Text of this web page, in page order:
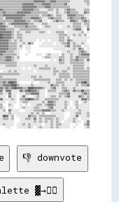
👎 downvote
▓→✊🏽